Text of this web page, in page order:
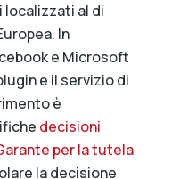
al di
In
e Microsoft
e il servizio di
è
decisioni
per la tutela
la decisione